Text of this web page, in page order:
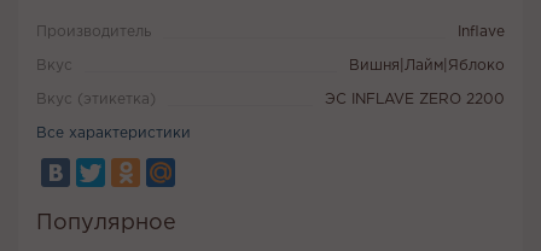
Производитель Inflave
Вкус Вишня|Лайм|Яблоко
Вкус (этикетка) ЭС INFLAVE ZERO 2200
Все характеристики
Популярное